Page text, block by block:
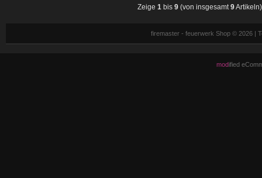
Zeige 1 bis 9 (von insgesamt9Artikeln)
firemaster - feuerwerk Shop © 2026 |
modified